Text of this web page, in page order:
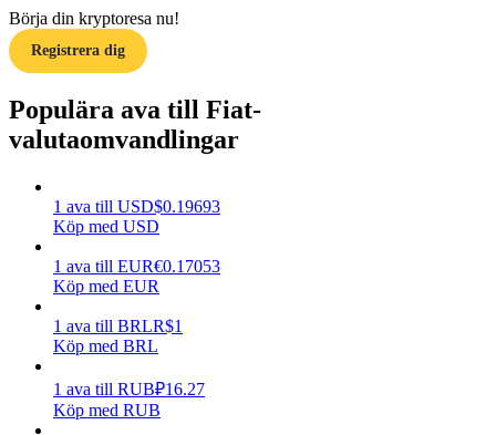
Power Piggy
Börja din kryptoresa nu!
Registrera dig
Populära ava till Fiat-
valutaomvandlingar
1 ava till USD$0.19693
Köp med USD
1 ava till EUR€0.17053
Köp med EUR
1 ava till BRLR$1
Köp med BRL
1 ava till RUB₽16.27
Köp med RUB